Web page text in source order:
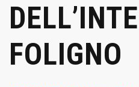
FOLIGNO